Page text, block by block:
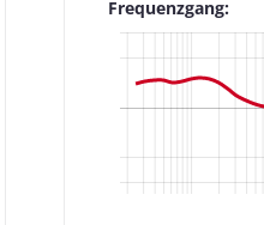
Frequenzgang: